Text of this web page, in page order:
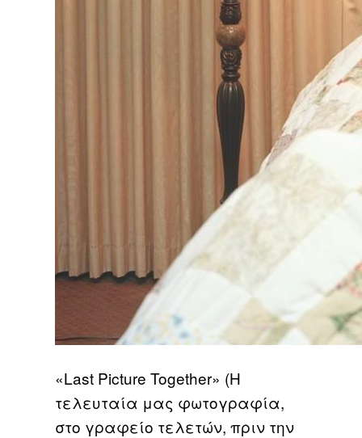
«Last Picture Together» (Η
τελευταία μας φωτογραφία,
στο γραφείο τελετών, πριν την